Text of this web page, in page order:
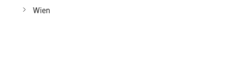
Wien